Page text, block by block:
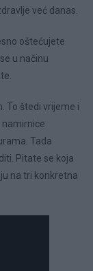
već danas.
oštećujete
u načinu
To štedi vrijeme i
namirnice
Tada
Pitate se koja
na tri konkretna